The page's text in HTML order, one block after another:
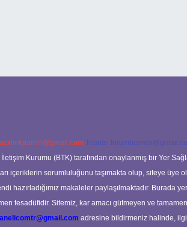
Teams:
Kurumu (BTK) tarafından onaylanmış bir Yer
içeriklerin sorumluluğunu taşımakta olup, siteye
hazırladığımız makaleler paylaşılmaktadır.
tesadüfidir. Sitemiz, kar amacı gütmeyen ve
adresine bildirmeniz halinde,